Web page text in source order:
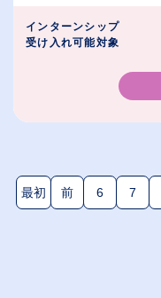
インターンシップ
受け入れ可能対象
最初 前 6 7